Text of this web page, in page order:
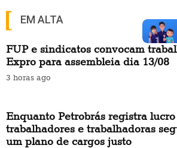
EM ALTA
FUP e sindicatos convocam
Expro para assembleia dia 13/08
3 horas ago
Enquanto Petrobrás registra
trabalhadores e trabalhadoras
um plano de cargos justo